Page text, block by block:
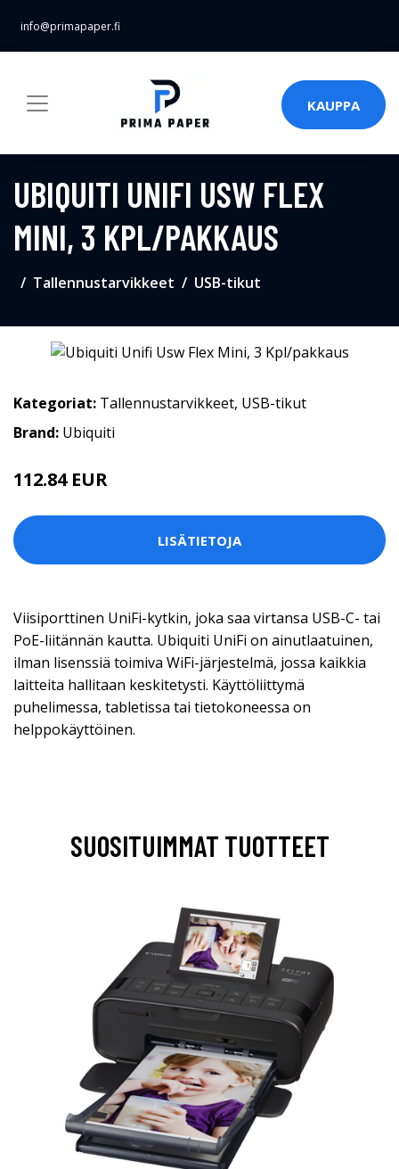
info@primapaper.fi
KAUPPA
UBIQUITI UNIFI USW FLEX
MINI, 3 KPL/PAKKAUS
Tallennustarvikkeet USB-tikut
Kategoriat: Tallennustarvikkeet, USB-tikut
Brand: Ubiquiti
112.84 EUR
LISÄTIETOJA
Viisiporttinen UniFi-kytkin, joka saa virtansa USB-C- tai
PoE-liitännän kautta. Ubiquiti UniFi on ainutlaatuinen,
ilman lisenssiä toimiva WiFi-järjestelmä, jossa kaikkia
laitteita hallitaan keskitetysti. Käyttöliittymä
puhelimessa, tabletissa tai tietokoneessa on
helppokäyttöinen.
SUOSITUIMMAT TUOTTEET